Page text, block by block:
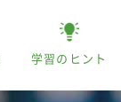
学習のヒント